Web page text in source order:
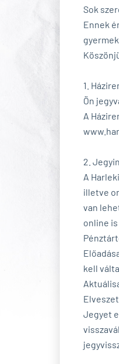
Sok
Ennek
1.
Ön
A
2.
A
illetve
van
online
kell
Jegyet